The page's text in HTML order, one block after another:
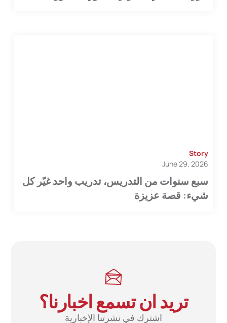
Story
June 29, 2026
سبع سنوات من التدريس، تدريب واحد غيّر كل
شيء: قصة عزيزة
تريد ان تسمع اخبارنا؟
اشترك في نشرتنا الإخبارية